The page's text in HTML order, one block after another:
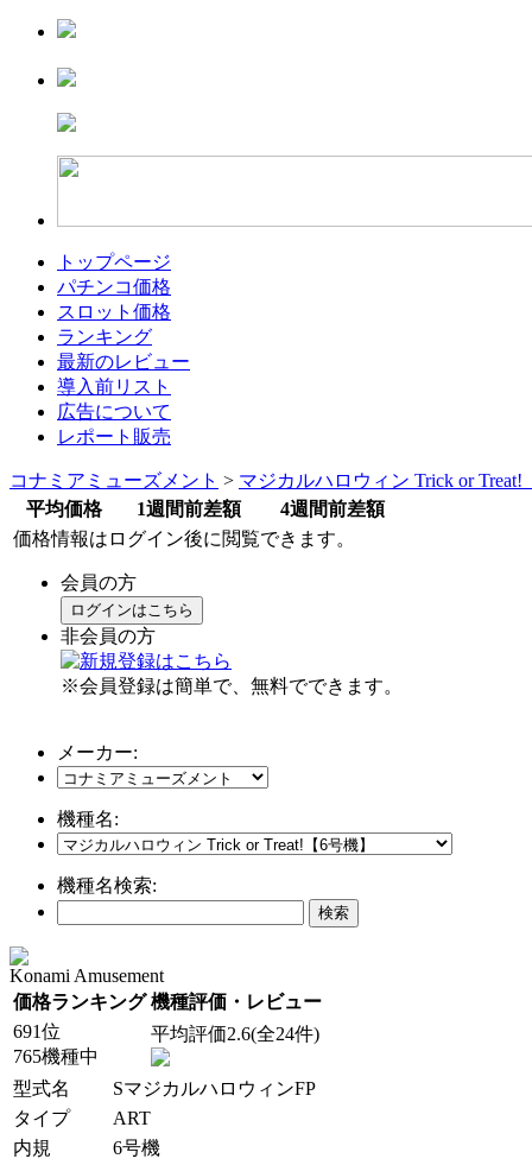
トップページ
パチンコ価格
スロット価格
ランキング
最新のレビュー
導入前リスト
広告について
レポート販売
コナミアミューズメント > マジカルハロウィン Trick or
平均価格
1週間前差額
4週間前差額
価格情報はログイン後に閲覧できます。
会員の方
ログインはこちら
非会員の方
※会員登録は簡単で、無料でできます。
メーカー:
機種名:
機種名検索:
Konami Amusement
価格ランキング 機種評価・レビュー
691位
765機種中
平均評価2.6(全24件)
型式名
SマジカルハロウィンFP
タイプ
ART
内規
6号機